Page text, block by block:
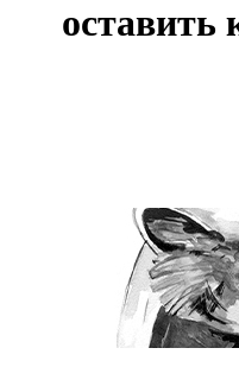
оставить